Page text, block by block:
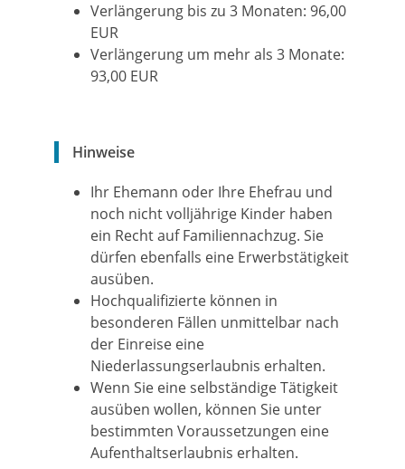
Verlängerung bis zu 3 Monaten: 96,00
EUR
Verlängerung um mehr als 3 Monate:
93,00 EUR
Hinweise
Ihr Ehemann oder Ihre Ehefrau und
noch nicht volljährige Kinder haben
ein Recht auf Familiennachzug. Sie
dürfen ebenfalls eine Erwerbstätigkeit
ausüben.
Hochqualifizierte können in
besonderen Fällen unmittelbar nach
der Einreise eine
Niederlassungserlaubnis erhalten.
Wenn Sie eine selbständige Tätigkeit
ausüben wollen, können Sie unter
bestimmten Voraussetzungen eine
Aufenthaltserlaubnis erhalten.